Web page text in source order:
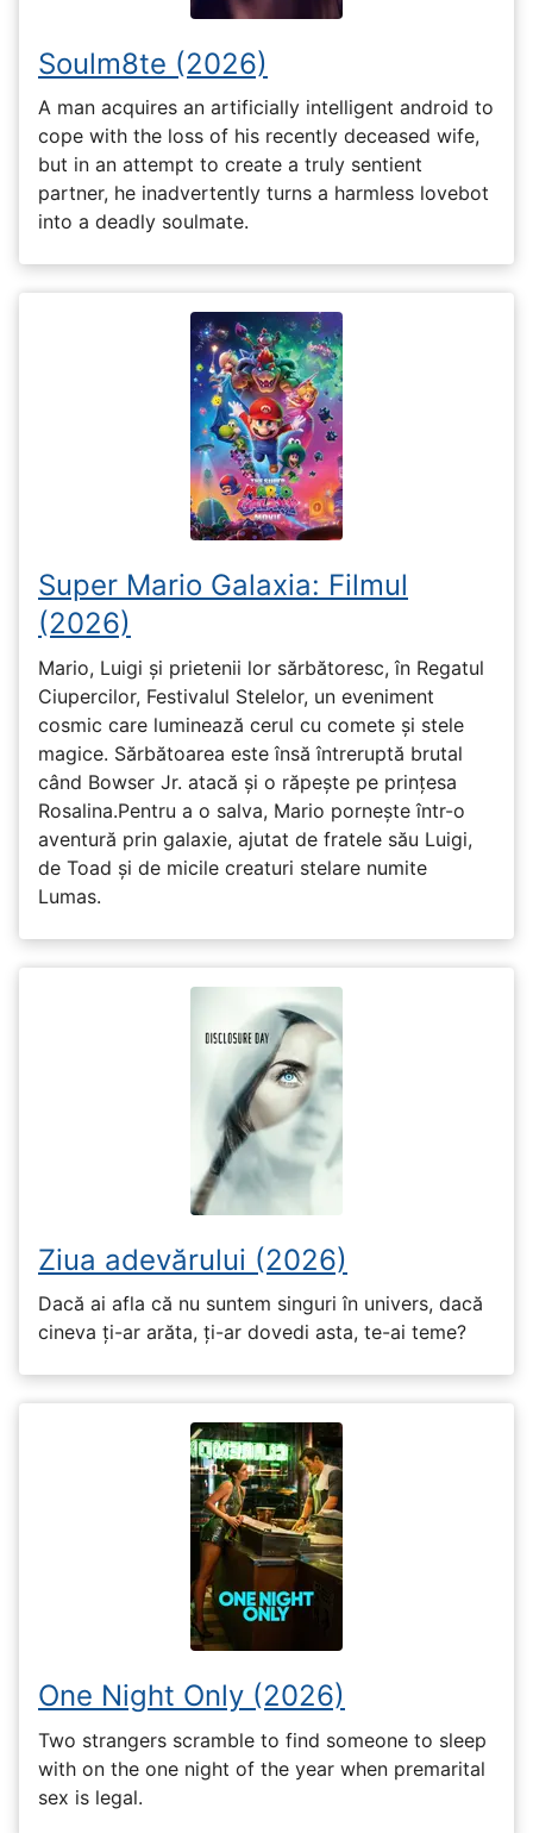
Soulm8te (2026)
A man acquires an artificially intelligent android to
cope with the loss of his recently deceased wife,
but in an attempt to create a truly sentient
partner, he inadvertently turns a harmless lovebot
into a deadly soulmate.
Super Mario Galaxia: Filmul
(2026)
Mario, Luigi și prietenii lor sărbătoresc, în Regatul
Ciupercilor, Festivalul Stelelor, un eveniment
cosmic care luminează cerul cu comete și stele
magice. Sărbătoarea este însă întreruptă brutal
când Bowser Jr. atacă și o răpește pe prinţesa
Rosalina.Pentru a o salva, Mario pornește într-o
aventură prin galaxie, ajutat de fratele său Luigi,
de Toad și de micile creaturi stelare numite
Lumas.
Ziua adevărului (2026)
Dacă ai afla că nu suntem singuri în univers, dacă
cineva ți-ar arăta, ți-ar dovedi asta, te-ai teme?
One Night Only (2026)
Two strangers scramble to find someone to sleep
with on the one night of the year when premarital
sex is legal.